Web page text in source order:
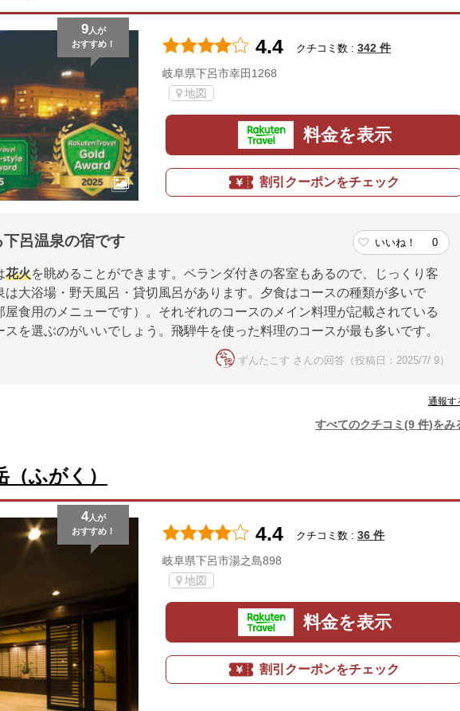
9人が
おすすめ！
4.4 クチコミ数 : 342 件
岐阜県下呂市幸田1268
地図
料金を表示
割引クーポンをチェック
呂温泉の宿です いいね！ 0
花火を眺めることができます。ベランダ付きの客室もあるので、じっくり客
大浴場・野天風呂・貸切風呂があります。夕食はコースの種類が多いで
食用のメニューです）。それぞれのコースのメイン料理が記載されている
を選ぶのがいいでしょう。飛騨牛を使った料理のコースが最も多いです。
ずんたこす さんの回答（投稿日：2025/7/ 9）
通報す
すべてのクチコミ(9 件)をみ
ふがく）
4人が
おすすめ！
4.4 クチコミ数 : 36 件
岐阜県下呂市湯之島898
地図
料金を表示
割引クーポンをチェック